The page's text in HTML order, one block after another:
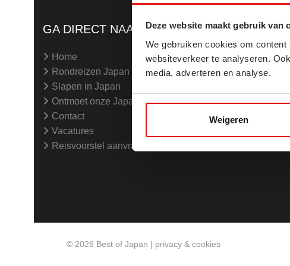
Deze website maakt gebruik van
We gebruiken cookies om
websiteverkeer te analyseren.
media, adverteren en analyse.
Weigeren
GA DIRECT NAAR:
Home
Rondreizen Japan (op maat)
Slapen in Japan
Ontmoet onze Japanspecialisten
Contact
Vacatures
Reisvoorstel aanvragen
© 2026 Best of Japan | privacy & cookies